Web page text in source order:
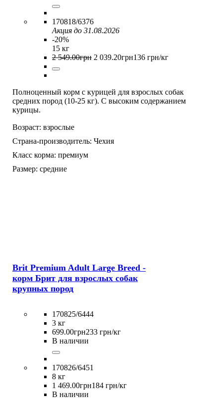
170818/6376
Акция до 31.08.2026
-20%
15 кг
2 549.00грн 2 039.20грн136 грн/кг
Полноценный корм с курицей для взрослых собак
средних пород (10-25 кг). С высоким содержанием
курицы.
Возраст: взрослые
Страна-производитель: Чехия
Класс корма: премиум
Размер: средние
Brit Premium Adult Large Breed -
корм Брит для взрослых собак
крупных пород
170825/6444
3 кг
699.00грн233 грн/кг
В наличии
170826/6451
8 кг
1 469.00грн184 грн/кг
В наличии